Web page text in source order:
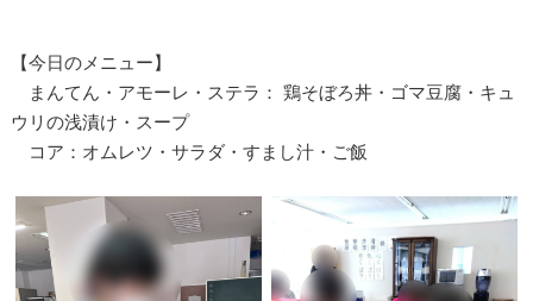
【今日のメニュー】
まんてん・アモーレ・ステラ： 鶏そぼろ丼・ゴマ豆腐・キュ
ウリの浅漬け・スープ
コア：オムレツ・サラダ・すまし汁・ご飯